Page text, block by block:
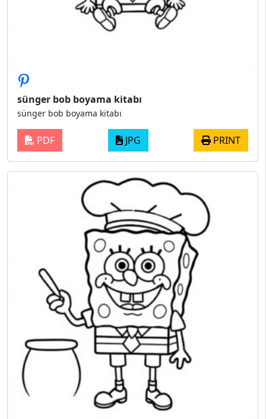
sünger bob boyama kitabı
sünger bob boyama kitabı
PDF JPG PRINT